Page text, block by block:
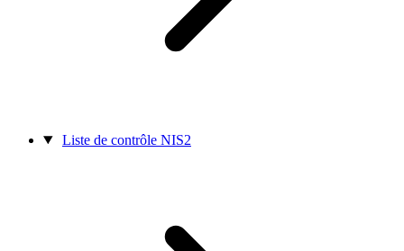
Liste de contrôle NIS2